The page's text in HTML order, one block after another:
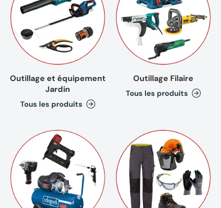
Outillage et équipement
Jardin
Tous les produits
Outillage Filaire
Tous les produits